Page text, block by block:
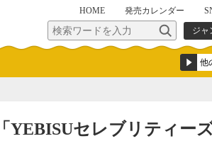
HOME 発売カレンダー
ジャ
YEBISUセレブリティーズ